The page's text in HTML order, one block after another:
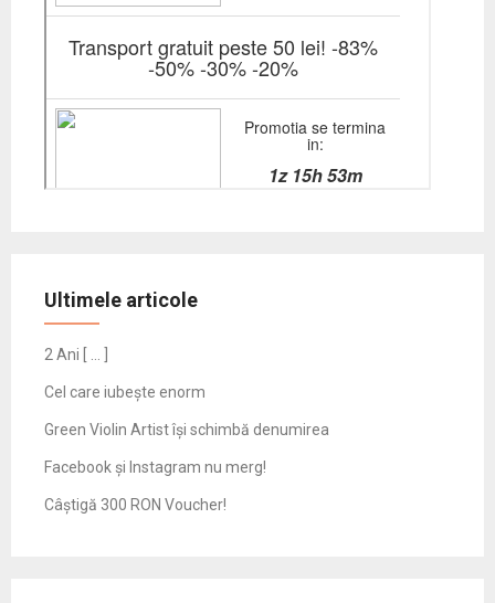
Ultimele articole
2 Ani [ … ]
Cel care iubește enorm
Green Violin Artist își schimbă denumirea
Facebook și Instagram nu merg!
Câștigă 300 RON Voucher!